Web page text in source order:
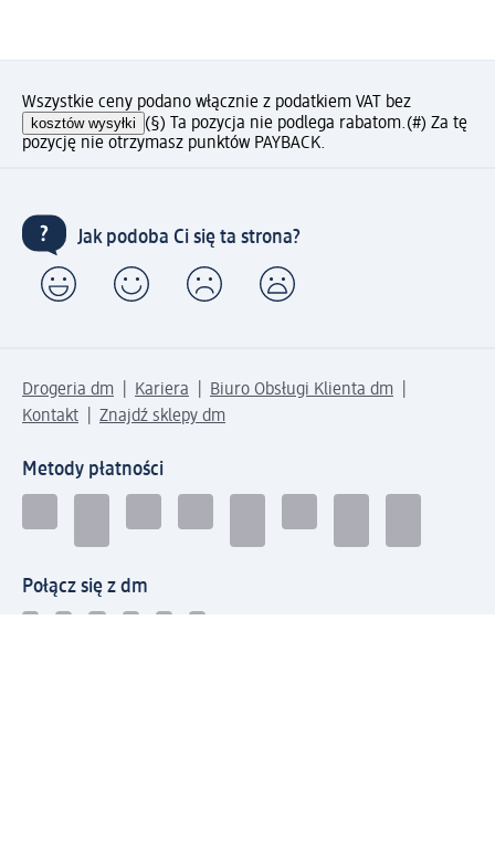
Wszystkie ceny podano włącznie z podatkiem VAT bez
kosztów wysyłki (§) Ta pozycja nie podlega rabatom.(#) Za tę
pozycję nie otrzymasz punktów PAYBACK.
Jak podoba Ci się ta strona?
Drogeria dm Kariera
Biuro Obsługi Klienta dm
Kontakt
Znajdź sklepy dm
Metody płatności
Połącz się z dm